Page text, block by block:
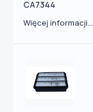
CA7344
Więcej informacji...